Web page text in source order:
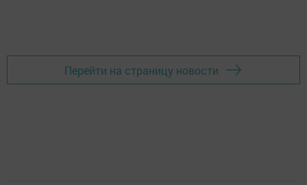
Перейти на страницу новости